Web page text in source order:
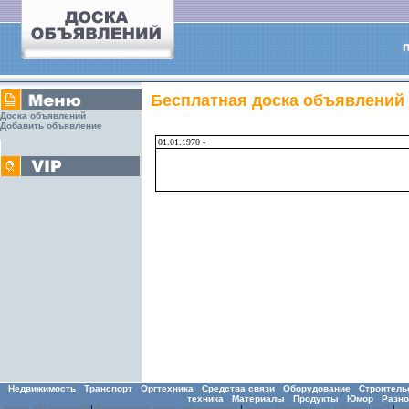
Доска объявлений
Добавить объявление
Бесплатная доска объявлений
01.01.1970 -
Недвижимость Транспорт Оргтехника Средства связи Оборудование
техника
Материалы Продукты Юмор